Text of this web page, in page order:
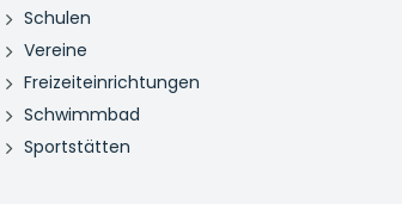
Schulen
Vereine
Freizeiteinrichtungen
Schwimmbad
Sportstätten